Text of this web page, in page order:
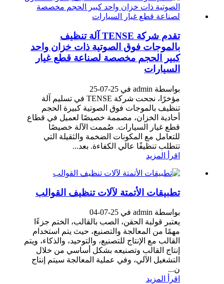
تقدم شركة TENSE آلة تنظيف
بالموجات فوق الصوتية ذات خزان واحد
كبير الحجم مخصصة لصناعة قطع غيار
السيارات
بواسطة admin في 25-07-25
مؤخرًا، نجحت شركة TENSE في تسليم آلة
تنظيف بالموجات فوق الصوتية كبيرة الحجم
أحادية الخزان، مصممة خصيصًا لعميل في قطاع
قطع غيار السيارات. صُممت الآلة خصيصًا
للتعامل مع المكونات الضخمة والثقيلة التي
تتطلب تنظيفًا عالي الكفاءة. بعد...
اقرأ المزيد
تطبيقات الأتمتة لآلات تنظيف القوالب
بواسطة admin في 25-07-04
يعتبر قولبة الحقن، الصب بالقالب، الختم جزءًا
مهمًا من المعالجة والتصنيع، حيث يتم استخدام
القالب مع الإنتاج للتصنيع، والتوحيد، والذكاء، ويتم
إنتاج القالب وتصنيعه بشكل أساسي من خلال
التشغيل الآلي، وفي عملية المعالجة سيتم إنتاج
ن...
اقرأ المزيد